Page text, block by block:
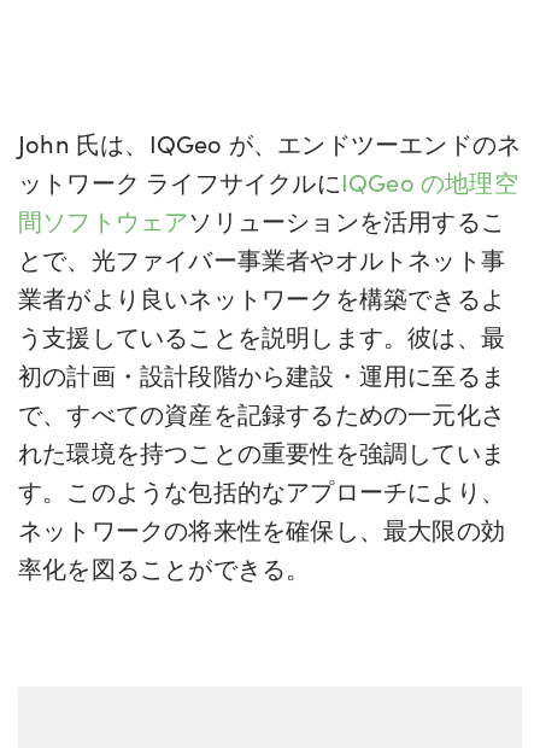
John 氏は、IQGeo が、エンドツーエンドのネ
ットワーク ライフサイクルにIQGeo の地理空
間ソフトウェアソリューションを活用するこ
とで、光ファイバー事業者やオルトネット事
業者がより良いネットワークを構築できるよ
う支援していることを説明します。彼は、最
初の計画・設計段階から建設・運用に至るま
で、すべての資産を記録するための一元化さ
れた環境を持つことの重要性を強調していま
す。このような包括的なアプローチにより、
ネットワークの将来性を確保し、最大限の効
率化を図ることができる。